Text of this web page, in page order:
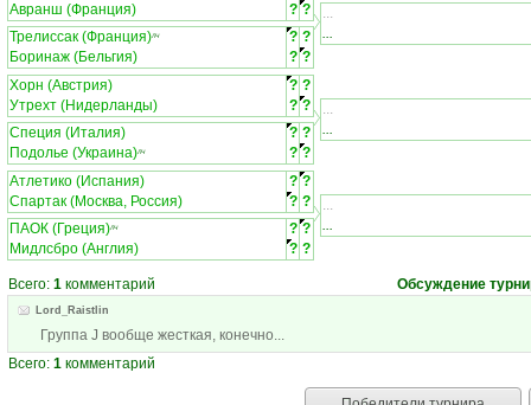
Авранш (Франция)
? ?
Трелиссак (Франция)ЛЧ ? ?
Боринаж (Бельгия)
? ?
...
...
Хорн (Австрия) ? ?
Утрехт (Нидерланды)
? ?
Специя (Италия)
? ?
Подолье (Украина)ЛЧ ? ?
...
...
Атлетико (Испания) ? ?
Спартак (Москва, Россия)
? ?
ПАОК (Греция)ЛЧ ? ?
Мидлсбро (Англия)
? ?
...
...
Всего: 1 комментарий Обсуждение
Lord_Raistlin
Группа J вообще жесткая, конечно...
Всего: 1 комментарий